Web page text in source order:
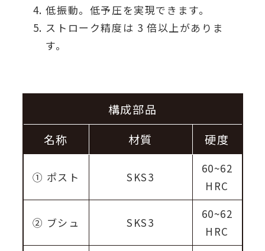
低振動。低予圧を実現できます。
ストローク精度は 3 倍以上がありま
す。
構成部品
名称
材質 硬度
① ポスト SKS3
60~62
HRC
② ブシュ SKS3
60~62
HRC